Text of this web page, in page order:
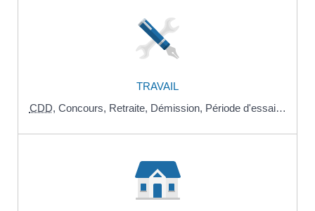
TRAVAIL
CDD, Concours, Retraite, Démission, Période d'essai…